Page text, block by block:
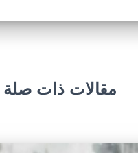
مقالات ذات صلة